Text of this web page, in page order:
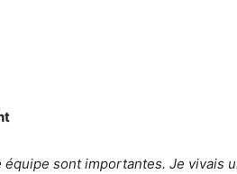
équipe sont importantes. Je vivais